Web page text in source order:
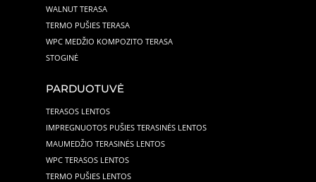
WALNUT TERASA
TERMO PUŠIES TERASA
WPC MEDŽIO KOMPOZITO TERASA
STOGINĖ
PARDUOTUVĖ
TERASOS LENTOS
IMPREGNUOTOS PUŠIES TERASINĖS LENTOS
MAUMEDŽIO TERASINĖS LENTOS
WPC TERASOS LENTOS
TERMO PUŠIES LENTOS